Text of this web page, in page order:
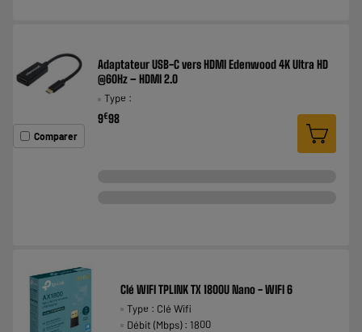
Comparer
Adaptateur USB-C vers HDMI Edenwood 4K Ultra HD
@60Hz – HDMI 2.0
Type :
9€98
Clé WIFI TPLINK TX 1800U Nano - WIFI 6
Type : Clé Wifi
Débit (Mbps) : 1800